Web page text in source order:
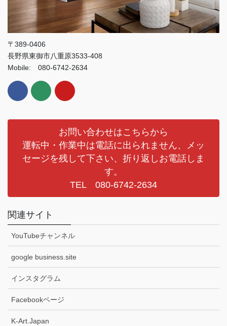
〒389-0406
長野県東御市八重原3533-408
Mobile: 080-6742-2634
お問い合わせはこちらから
運転中・作業中は電話に出られません、メッ
セージを残して下さい、折り返しお電話しま
す。
TEL 080-6742-2634
関連サイト
YouTubeチャンネル
google business.site
インスタグラム
Facebookページ
K-Art.Japan